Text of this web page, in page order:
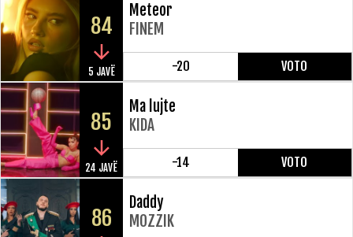
84
5 JAVË
Meteor
FINEM
-20 VOTO
85
24 JAVË
Ma lujte
KIDA
-14 VOTO
86
Daddy
MOZZIK